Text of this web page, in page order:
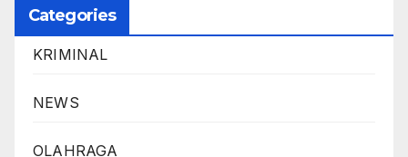
Categories
KRIMINAL
NEWS
OLAHRAGA